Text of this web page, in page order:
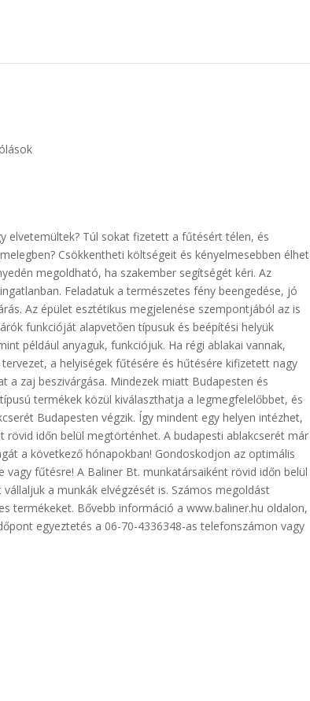
elvetemültek? Túl sokat fizetett a fűtésért télen, és
Csökkentheti költségeit és kényelmesebben élhet
megoldható, ha szakember segítségét kéri. Az
Feladatuk a természetes fény beengedése, jó
Az épület esztétikus megjelenése szempontjából az is
funkcióját alapvetően típusuk és beépítési helyük
például anyaguk, funkciójuk. Ha régi ablakai vannak,
a helyiségek fűtésére és hűtésére kifizetett nagy
a zaj beszivárgása. Mindezek miatt Budapesten és
termékek közül kiválaszthatja a legmegfelelőbbet, és
Budapesten végzik. Így mindent egy helyen intézhet,
rövid időn belül megtörténhet. A budapesti ablakcserét már
a következő hónapokban! Gondoskodjon az optimális
fűtésre! A Baliner Bt. munkatársaiként rövid időn belül
a munkák elvégzését is. Számos megoldást
termékeket. Bővebb információ a www.baliner.hu oldalon,
egyeztetés a 06-70-4336348-as telefonszámon vagy